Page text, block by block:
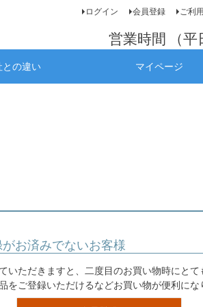
ログイン 会員登録 ご利
営業時間 （
との違い マイページ
がお済みでないお客様
いただきますと、二度目のお買い物時にとて
をご登録いただけるなどお買い物が便利にな